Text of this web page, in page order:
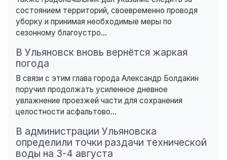
состоянием территорий, своевременно проводя
уборку и принимая необходимые меры по
сезонному благоустро...
В Ульяновск вновь вернётся жаркая
погода
В связи с этим глава города Александр Болдакин
поручил продолжать усиленное дневное
увлажнение проезжей части для сохранения
целостности асфальтово...
В администрации Ульяновска
определили точки раздачи технической
воды на 3-4 августа